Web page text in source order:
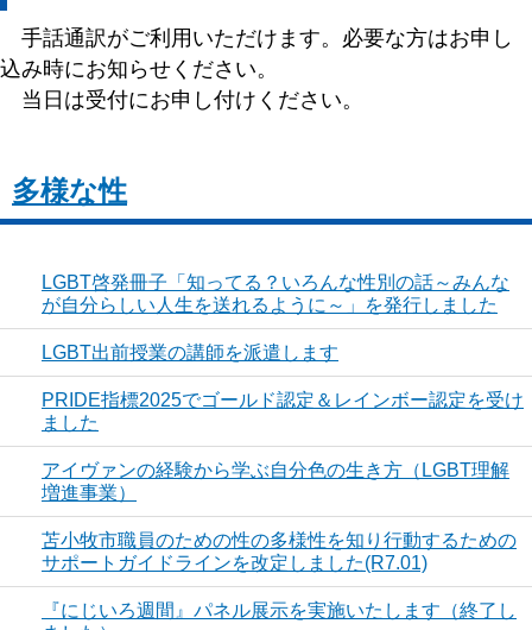
手話通訳がご利用いただけます。必要な方はお申し
込み時にお知らせください。
当日は受付にお申し付けください。
多様な性
LGBT啓発冊子「知ってる？いろんな性別の話～みんな
が自分らしい人生を送れるように～」を発行しました
LGBT出前授業の講師を派遣します
PRIDE指標2025でゴールド認定＆レインボー認定を受け
ました
アイヴァンの経験から学ぶ自分色の生き方（LGBT理解
増進事業）
苫小牧市職員のための性の多様性を知り行動するための
サポートガイドラインを改定しました(R7.01)
『にじいろ週間』パネル展示を実施いたします（終了し